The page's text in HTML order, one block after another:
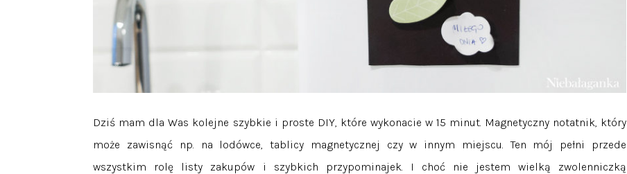
Dziś mam dla Was kolejne szybkie i proste DIY, które wykonacie w 15 minut. Magnetyczny notatnik, który
może zawisnąć np. na lodówce, tablicy magnetycznej czy w innym miejscu. Ten mój pełni przede
wszystkim rolę listy zakupów i szybkich przypominajek. I choć nie jestem wielką zwolenniczką